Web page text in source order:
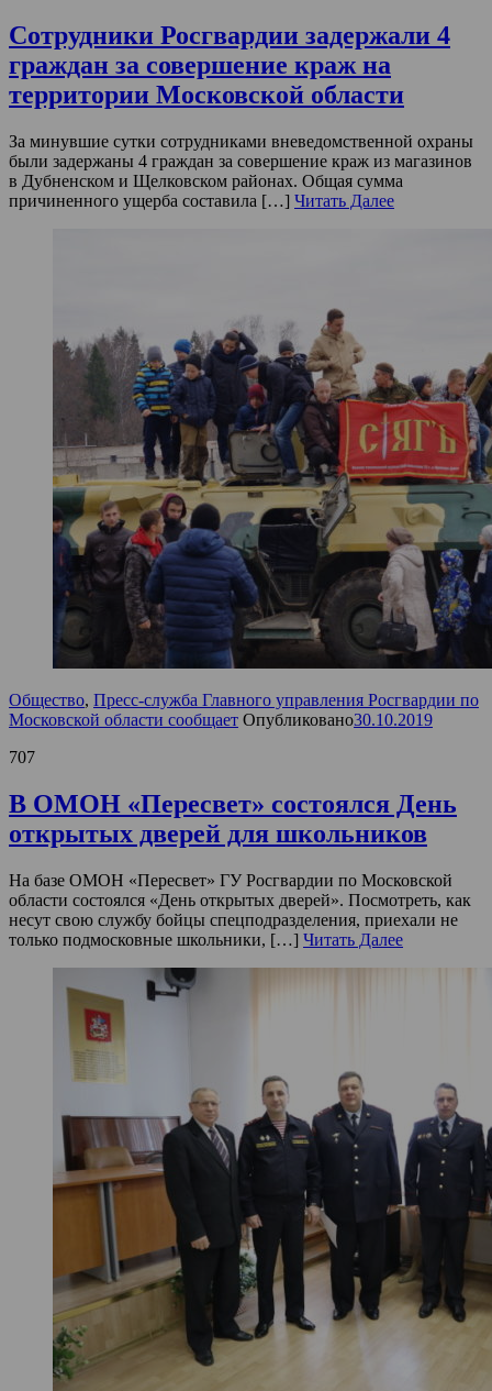
Сотрудники Росгвардии задержали 4
граждан за совершение краж на
территории Московской области
За минувшие сутки сотрудниками вневедомственной охраны
были задержаны 4 граждан за совершение краж из магазинов
в Дубненском и Щелковском районах. Общая сумма
причиненного ущерба составила […] Читать Далее
Общество, Пресс-служба Главного управления Росгвардии по
Московской области сообщает Опубликовано30.10.2019
707
В ОМОН «Пересвет» состоялся День
открытых дверей для школьников
На базе ОМОН «Пересвет» ГУ Росгвардии по Московской
области состоялся «День открытых дверей». Посмотреть, как
несут свою службу бойцы спецподразделения, приехали не
только подмосковные школьники, […] Читать Далее